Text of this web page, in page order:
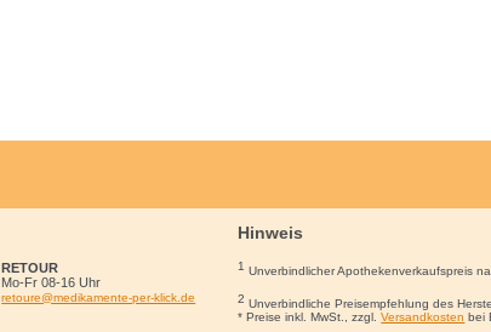
RETOUR
Mo-Fr 08-16 Uhr
retoure@medikamente-per-klick.de
Hinweis
1 Unverbindlicher Apothekenverkaufspreis
2 Unverbindliche Preisempfehlung des
* Preise inkl. MwSt., zzgl.Versandkosten bei